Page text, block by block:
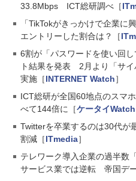
33.8Mbps ICT総研調べ［
「TikTokがきっかけで企業
エントリーした割合は？［
6割が「パスワードを使い回
ト結果を発表 2月より「サ
実施［INTERNET Watch］
ICT総研が全国60地点のスマ
べて144倍に［ケータイWatch
Twitterを卒業するのは30代
割減［ITmedia］
テレワーク導入企業の過半
サービス業では逆転 帝国デ